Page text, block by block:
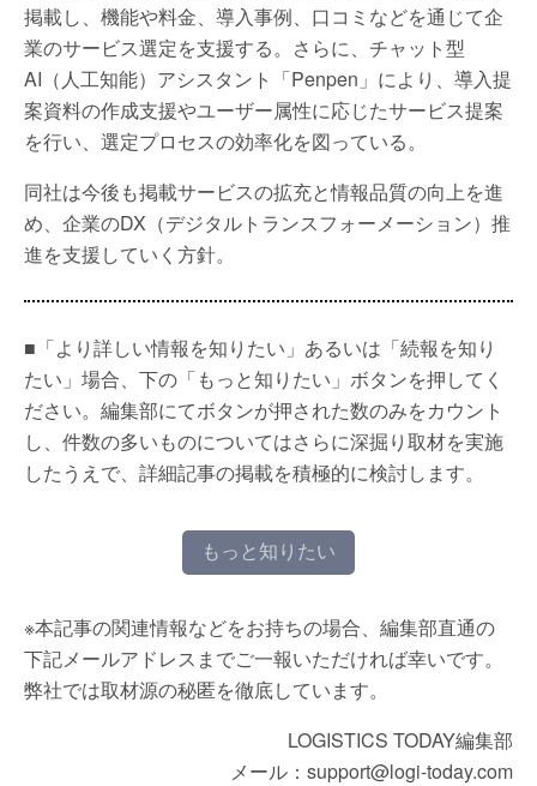
掲載し、機能や料金、導入事例、口コミなどを通じて企
業のサービス選定を支援する。さらに、チャット型
AI（人工知能）アシスタント「Penpen」により、導入提
案資料の作成支援やユーザー属性に応じたサービス提案
を行い、選定プロセスの効率化を図っている。
同社は今後も掲載サービスの拡充と情報品質の向上を進
め、企業のDX（デジタルトランスフォーメーション）推
進を支援していく方針。
■「より詳しい情報を知りたい」あるいは「続報を知り
たい」場合、下の「もっと知りたい」ボタンを押してく
ださい。編集部にてボタンが押された数のみをカウント
し、件数の多いものについてはさらに深掘り取材を実施
したうえで、詳細記事の掲載を積極的に検討します。
もっと知りたい
※本記事の関連情報などをお持ちの場合、編集部直通の
下記メールアドレスまでご一報いただければ幸いです。
弊社では取材源の秘匿を徹底しています。
LOGISTICS TODAY編集部
メール：support@logi-today.com